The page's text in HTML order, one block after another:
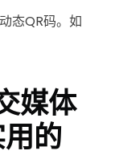
态QR码。如
媒体
的